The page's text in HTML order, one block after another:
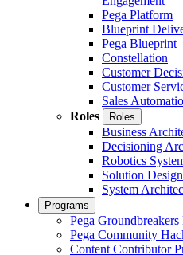
Pega Platform
Blueprint
Pega Blueprint
Constellation
Customer
Customer
Sales
Roles
Roles
Business
Decisioning
Robotics
Solution
System
Programs
Pega Groundbreakers
Pega Community
Content Contributor